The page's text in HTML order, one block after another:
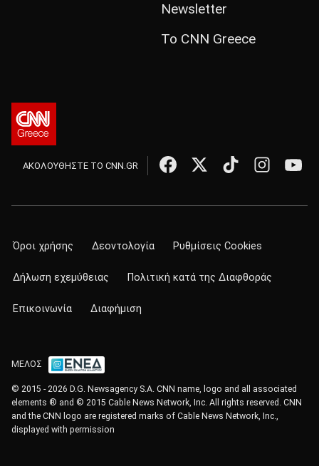
Newsletter
Το CNN Greece
ΑΚΟΛΟΥΘΗΣΤΕ ΤΟ CNN.GR
Όροι χρήσης Δεοντολογία Ρυθμίσεις Cookies
Δήλωση εχεμύθειας Πολιτική κατά της Διαφθοράς
Επικοινωνία Διαφήμιση
ΜΕΛΟΣ
© 2015 - 2026 D.G. Newsagency S.A. CNN name, logo and all associated
elements ® and © 2015 Cable News Network, Inc. All rights reserved. CNN
and the CNN logo are registered marks of Cable News Network, Inc.,
displayed with permission